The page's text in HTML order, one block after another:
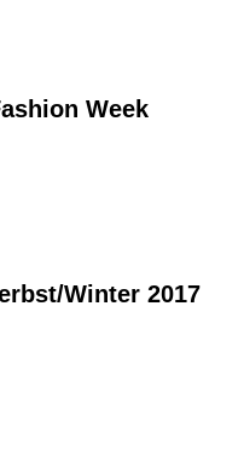
Week
Winter 2017